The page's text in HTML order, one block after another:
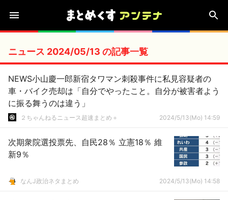
ニュース 2024/05/13 の記事一覧
NEWS小山慶一郎新宿タワマン刺殺事件に私見容疑者の
車・バイク売却は「自分でやったこと。自分が被害者よう
に振る舞うのは違う」
２ちゃんねるニュース超速まとめ＋ 2024/5/13(Mo) 14:59
次期衆院選投票先、自民28％ 立憲18％ 維
新9％
なんJ政治ネタまとめ 2024/5/13(Mo) 14:58